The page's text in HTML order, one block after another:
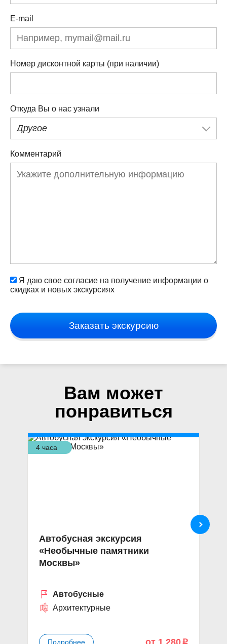
E-mail
Номер дисконтной карты (при наличии)
Откуда Вы о нас узнали
Другое
Комментарий
Я даю свое согласие на получение информации о
скидках и новых экскурсиях
Заказать экскурсию
Вам может
понравиться
4 часа
Автобусная экскурсия
«Необычные памятники
Москвы»
Автобусные
Архитектурные
Подробнее p